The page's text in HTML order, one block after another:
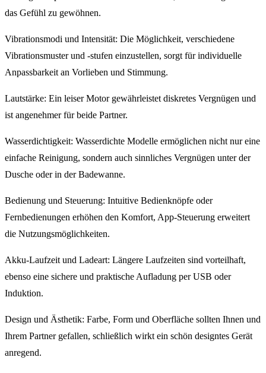
das Gefühl zu gewöhnen.
Vibrationsmodi und Intensität: Die Möglichkeit, verschiedene
Vibrationsmuster und -stufen einzustellen, sorgt für individuelle
Anpassbarkeit an Vorlieben und Stimmung.
Lautstärke: Ein leiser Motor gewährleistet diskretes Vergnügen und
ist angenehmer für beide Partner.
Wasserdichtigkeit: Wasserdichte Modelle ermöglichen nicht nur eine
einfache Reinigung, sondern auch sinnliches Vergnügen unter der
Dusche oder in der Badewanne.
Bedienung und Steuerung: Intuitive Bedienknöpfe oder
Fernbedienungen erhöhen den Komfort, App-Steuerung erweitert
die Nutzungsmöglichkeiten.
Akku-Laufzeit und Ladeart: Längere Laufzeiten sind vorteilhaft,
ebenso eine sichere und praktische Aufladung per USB oder
Induktion.
Design und Ästhetik: Farbe, Form und Oberfläche sollten Ihnen und
Ihrem Partner gefallen, schließlich wirkt ein schön designtes Gerät
anregend.